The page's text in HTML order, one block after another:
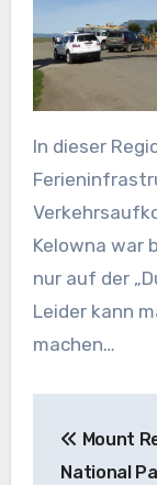
In dieser
Kelowna war
nur auf der
Leider kann
machen…
Mount
National